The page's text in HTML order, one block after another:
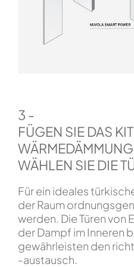
3 -
FÜGEN SIE DAS
WÄHLEN SIE DIE
Für ein ideales
der Raum
werden. Die Türen von
der Dampf im Inneren
gewährleisten den
-austausch.